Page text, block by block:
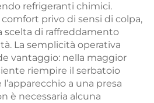
refrigeranti chimici.
privo di sensi di colpa,
scelta di raffreddamento
La semplicità operativa
vantaggio: nella maggior
riempire il serbatoio
a una presa
è necessaria alcuna